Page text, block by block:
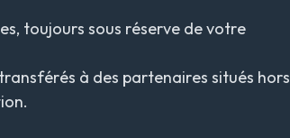
toujours sous réserve de votre
à des partenaires situés hors